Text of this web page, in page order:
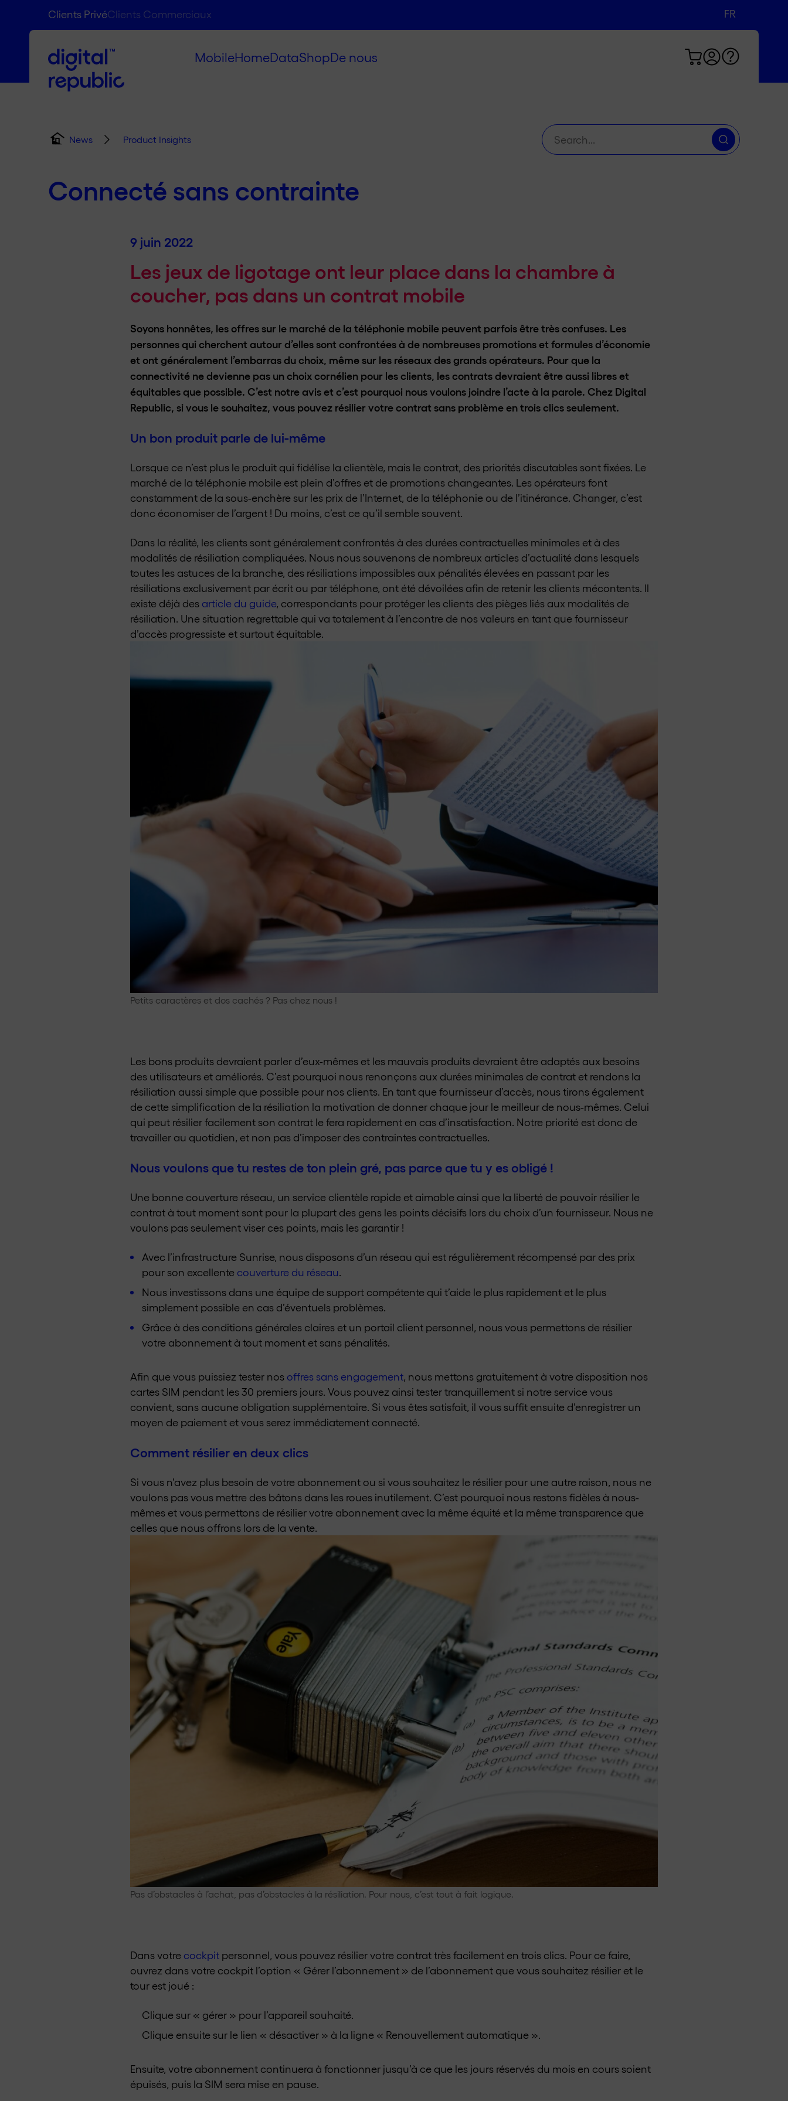
Clients PrivéClients Commerciaux
DE
EN
FR
MobileHomeDataShopDe nous
News Product Insights
Chercher
:
Connecté sans contrainte
9 juin 2022
Les jeux de ligotage ont leur place dans la chambre à
coucher, pas dans un contrat mobile
Soyons honnêtes, les offres sur le marché de la téléphonie mobile peuvent parfois être très confuses. Les
personnes qui cherchent autour d’elles sont confrontées à de nombreuses promotions et formules d’économie
et ont généralement l’embarras du choix, même sur les réseaux des grands opérateurs. Pour que la
connectivité ne devienne pas un choix cornélien pour les clients, les contrats devraient être aussi libres et
équitables que possible. C’est notre avis et c’est pourquoi nous voulons joindre l’acte à la parole. Chez Digital
Republic, si vous le souhaitez, vous pouvez résilier votre contrat sans problème en trois clics seulement.
Un bon produit parle de lui-même
Lorsque ce n’est plus le produit qui fidélise la clientèle, mais le contrat, des priorités discutables sont fixées. Le
marché de la téléphonie mobile est plein d’offres et de promotions changeantes. Les opérateurs font
constamment de la sous-enchère sur les prix de l’Internet, de la téléphonie ou de l’itinérance. Changer, c’est
donc économiser de l’argent ! Du moins, c’est ce qu’il semble souvent.
Dans la réalité, les clients sont généralement confrontés à des durées contractuelles minimales et à des
modalités de résiliation compliquées. Nous nous souvenons de nombreux articles d’actualité dans lesquels
toutes les astuces de la branche, des résiliations impossibles aux pénalités élevées en passant par les
résiliations exclusivement par écrit ou par téléphone, ont été dévoilées afin de retenir les clients mécontents. Il
existe déjà des article du guide, correspondants pour protéger les clients des pièges liés aux modalités de
résiliation. Une situation regrettable qui va totalement à l’encontre de nos valeurs en tant que fournisseur
d’accès progressiste et surtout équitable.
Petits caractères et dos cachés ? Pas chez nous !
Les bons produits devraient parler d’eux-mêmes et les mauvais produits devraient être adaptés aux besoins
des utilisateurs et améliorés. C’est pourquoi nous renonçons aux durées minimales de contrat et rendons la
résiliation aussi simple que possible pour nos clients. En tant que fournisseur d’accès, nous tirons également
de cette simplification de la résiliation la motivation de donner chaque jour le meilleur de nous-mêmes. Celui
qui peut résilier facilement son contrat le fera rapidement en cas d’insatisfaction. Notre priorité est donc de
travailler au quotidien, et non pas d’imposer des contraintes contractuelles.
Nous voulons que tu restes de ton plein gré, pas parce que tu y es obligé !
Une bonne couverture réseau, un service clientèle rapide et aimable ainsi que la liberté de pouvoir résilier le
contrat à tout moment sont pour la plupart des gens les points décisifs lors du choix d’un fournisseur. Nous ne
voulons pas seulement viser ces points, mais les garantir !
Avec l’infrastructure Sunrise, nous disposons d’un réseau qui est régulièrement récompensé par des prix
pour son excellente couverture du réseau
Nous investissons dans une équipe de support compétente qui t’aide le plus rapidement et le plus
simplement possible en cas d’éventuels problèmes.
Grâce à des conditions générales claires et un portail client personnel, nous vous permettons de résilier
votre abonnement à tout moment et sans pénalités.
Afin que vous puissiez tester nos offres sans engagement , nous mettons gratuitement à votre disposition nos
cartes SIM pendant les 30 premiers jours. Vous pouvez ainsi tester tranquillement si notre service vous
convient, sans aucune obligation supplémentaire. Si vous êtes satisfait, il vous suffit ensuite d’enregistrer un
moyen de paiement et vous serez immédiatement connecté.
Comment résilier en deux clics
Si vous n’avez plus besoin de votre abonnement ou si vous souhaitez le résilier pour une autre raison, nous ne
voulons pas vous mettre des bâtons dans les roues inutilement. C’est pourquoi nous restons fidèles à nous-
mêmes et vous permettons de résilier votre abonnement avec la même équité et la même transparence que
celles que nous offrons lors de la vente.
Pas d’obstacles à l’achat, pas d’obstacles à la résiliation. Pour nous, c’est tout à fait logique.
Dans votre cockpit personnel, vous pouvez résilier votre contrat très facilement en trois clics. Pour ce faire,
ouvrez dans votre cockpit l’option « Gérer l’abonnement » de l’abonnement que vous souhaitez résilier et le
tour est joué :
Clique sur « gérer » pour l’appareil souhaité.
Clique ensuite sur le lien « désactiver » à la ligne « Renouvellement automatique ».
Ensuite, votre abonnement continuera à fonctionner jusqu’à ce que les jours réservés du mois en cours soient
épuisés, puis la SIM sera mise en pause.